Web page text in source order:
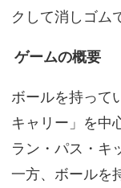
クして消しゴム
ゲームの概要
ボールを持って
キャリー」を中
ラン・パス・キ
一方、ボールを